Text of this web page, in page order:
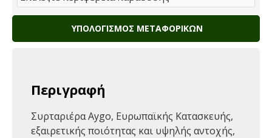
ΥΠΟΛΟΓΙΣΜΌΣ ΜΕΤΑΦΟΡΙΚΏΝ
Περιγραφή
Συρταριέρα Aygo, Ευρωπαϊκής Κατασκευής,
εξαιρετικής ποιότητας και υψηλής αντοχής,